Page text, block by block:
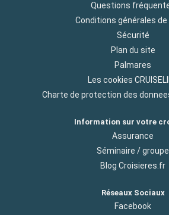
Questions
Conditions générales
Sécurité
Plan du site
Palmares
Les cookies
Charte de protection des
Information sur votre
Assurance
Séminaire / groupe
Blog Croisieres.fr
Réseaux Sociaux
Facebook